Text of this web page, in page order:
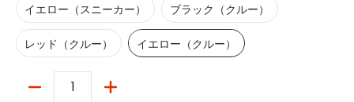
イエロー（スニーカー） ブラック（クルー）
レッド（クルー）
レッド（クルー）
イエロー（クルー）
イエロー（クルー）